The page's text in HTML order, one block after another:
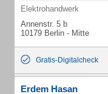
Elektrohandwerk
Annenstr. 5 b
10179 Berlin - Mitte
Gratis-Digitalcheck
Erdem Hasan